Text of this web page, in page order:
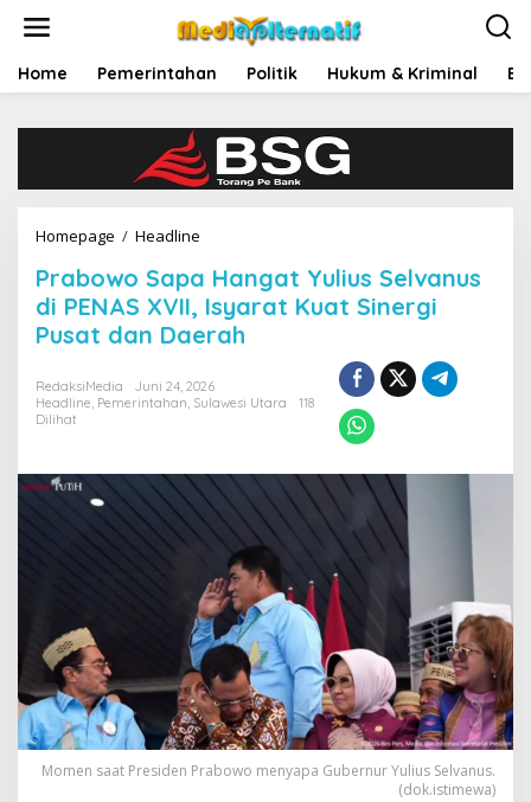
t
Home Pemerintahan Politik Hukum & Kriminal
Homepage / Headline
a
b
o
w
S
a
H
a
n
Y
u
l
i
u
s
S
e
l
Prabowo Sapa Hangat Yulius Selvanus
di PENAS XVII, Isyarat Kuat Sinergi
Pusat dan Daerah
RedaksiMedia
Juni 24, 2026
Headline Pemerintahan Sulawesi Utara
118
Dilihat
Momen saat Presiden Prabowo menyapa Gubernur Yulius Selvanus.
(dok.istimewa)